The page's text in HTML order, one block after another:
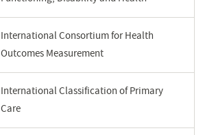
International Consortium for Health
Outcomes Measurement
International Classification of Primary
Care